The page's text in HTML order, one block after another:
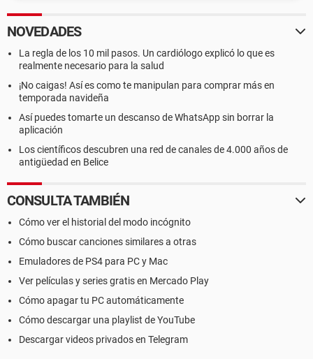
NOVEDADES
La regla de los 10 mil pasos. Un cardiólogo explicó lo que es
realmente necesario para la salud
¡No caigas! Así es como te manipulan para comprar más en
temporada navideña
Así puedes tomarte un descanso de WhatsApp sin borrar la
aplicación
Los científicos descubren una red de canales de 4.000 años de
antigüedad en Belice
CONSULTA TAMBIÉN
Cómo ver el historial del modo incógnito
Cómo buscar canciones similares a otras
Emuladores de PS4 para PC y Mac
Ver películas y series gratis en Mercado Play
Cómo apagar tu PC automáticamente
Cómo descargar una playlist de YouTube
Descargar videos privados en Telegram